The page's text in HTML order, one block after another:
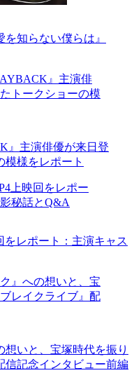
を知らない僕らは』
』主演俳優が来日登
模様をレポート
をレポート：主演キャス
いと、宝塚時代を振り
記念インタビュー前編